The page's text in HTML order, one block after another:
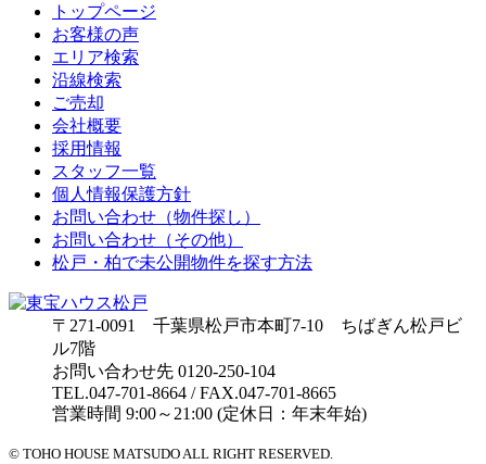
トップページ
お客様の声
エリア検索
沿線検索
ご売却
会社概要
採用情報
スタッフ一覧
個人情報保護方針
お問い合わせ（物件探し）
お問い合わせ（その他）
松戸・柏で未公開物件を探す方法
〒271-0091 千葉県松戸市本町7-10 ちばぎん松戸ビ
ル7階
お問い合わせ先 0120-250-104
TEL.047-701-8664 / FAX.047-701-8665
営業時間 9:00～21:00 (定休日：年末年始)
© TOHO HOUSE MATSUDO ALL RIGHT RESERVED.